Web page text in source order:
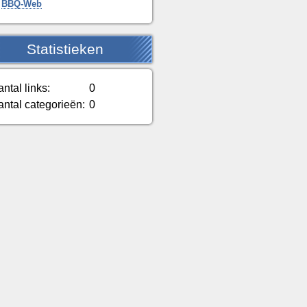
BBQ-Web
Statistieken
links:
0
categorieën: 0